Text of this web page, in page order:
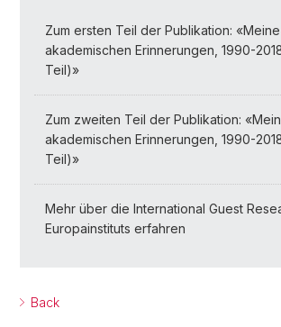
Zum ersten Teil der Publikation: «Meine
akademischen Erinnerungen, 1990-
Teil)»
Zum zweiten Teil der Publikation:
akademischen Erinnerungen, 1990-
Teil)»
Mehr über die International Guest
Europainstituts erfahren
Back